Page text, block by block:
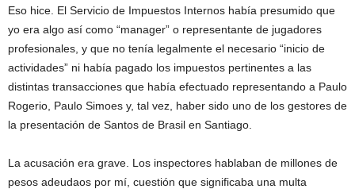
Eso hice. El Servicio de Impuestos Internos había presumido que
yo era algo así como “manager” o representante de jugadores
profesionales, y que no tenía legalmente el necesario “inicio de
actividades” ni había pagado los impuestos pertinentes a las
distintas transacciones que había efectuado representando a Paulo
Rogerio, Paulo Simoes y, tal vez, haber sido uno de los gestores de
la presentación de Santos de Brasil en Santiago.
La acusación era grave. Los inspectores hablaban de millones de
pesos adeudaos por mí, cuestión que significaba una multa